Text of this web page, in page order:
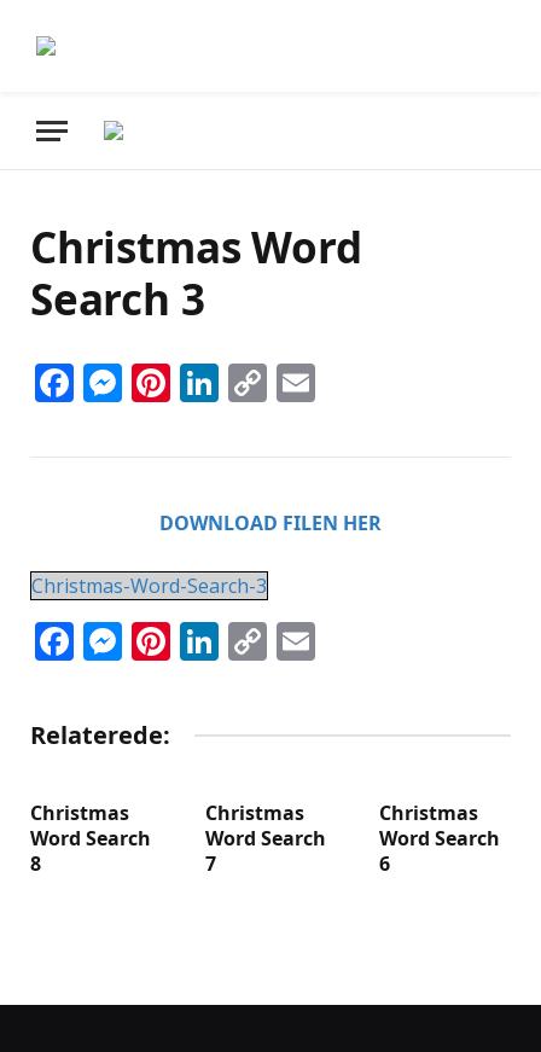
Christmas Word
Search 3
Facebook
Messenger
Pinterest
LinkedIn
Copy
DOWNLOAD FILEN HER
Christmas-Word-Search-3
Facebook
Messenger
Pinterest
LinkedIn
Copy
Relaterede:
Christmas
Word Search
8
Christmas
Word Search
7
Christmas
Word Search
6